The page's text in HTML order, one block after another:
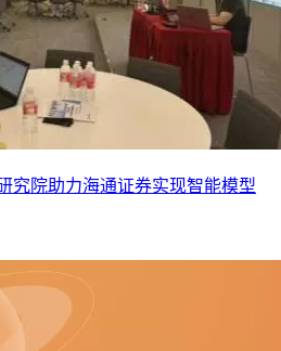
究院助力海通证券实现智能模型